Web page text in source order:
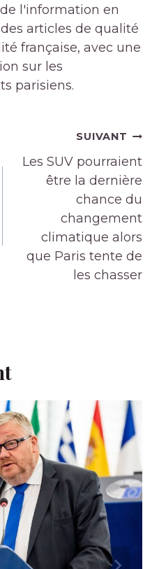
l'information en
articles de qualité
française, avec une
sur les
parisiens.
SUIVANT
Les SUV pourraient
être la dernière
chance du
changement
climatique alors
que Paris tente de
les chasser